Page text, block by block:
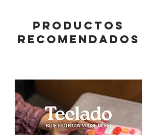
PRODUCTOS
RECOMENDADOS